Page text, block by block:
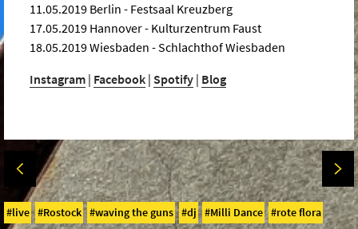
11.05.2019 Berlin - Festsaal Kreuzberg
17.05.2019 Hannover - Kulturzentrum Faust
18.05.2019 Wiesbaden - Schlachthof Wiesbaden
Instagram | Facebook | Spotify | Blog
live Rostock waving the guns dj Milli Dance rote flora